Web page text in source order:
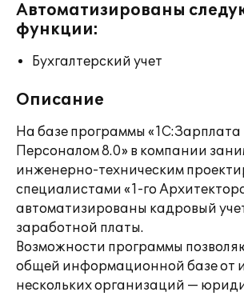
Автоматизированы
функции:
Бухгалтерский учет
Описание
На базе программы
Персоналом 8.0» в компании
инженерно-техническим
специалистами «1-го
автоматизированы кадровый
заработной платы.
Возможности программы
общей информационной базе от
нескольких организаций —